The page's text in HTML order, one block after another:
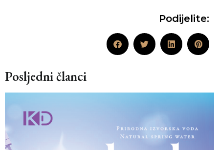
Podijelite:
Posljedni članci